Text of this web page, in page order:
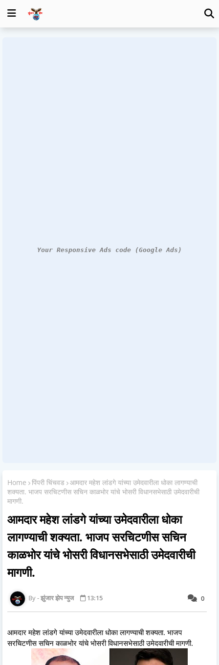
Your Responsive Ads code (Google Ads)
Home पिंपरी चिंचवड आमदार महेश लांडगे यांच्या उमेदवारीला धोका लागण्याची
शक्यता. भाजप सरचिटणीस सचिन काळभोर यांचे भोसरी विधानसभेसाठी उमेदवारीची
मागणी.
आमदार महेश लांडगे यांच्या उमेदवारीला धोका
लागण्याची शक्यता. भाजप सरचिटणीस सचिन
काळभोर यांचे भोसरी विधानसभेसाठी उमेदवारीची
मागणी.
0
झुंजार झेप न्युज 13:15
आमदार महेश लांडगे यांच्या उमेदवारीला धोका लागण्याची शक्यता. भाजप
सरचिटणीस सचिन काळभोर यांचे भोसरी विधानसभेसाठी उमेदवारीची मागणी.